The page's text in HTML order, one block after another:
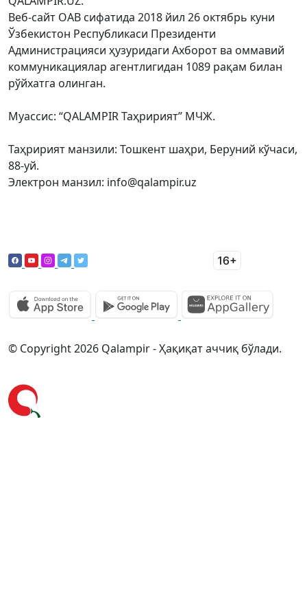
Веб-сайт ОАВ сифатида 2018 йил 26 октябрь куни
Ўзбекистон Республикаси Президенти
Администрацияси ҳузуридаги Ахборот ва оммавий
коммуникациялар агентлигидан 1089 рақам билан
рўйхатга олинган.
Муассис: “QALAMPIR Таҳририят” МЧЖ.
Таҳририят манзили: Тошкент шаҳри, Беруний кўчаси,
88-уй.
Электрон манзил: info@qalampir.uz
© Copyright 2026 Qalampir - Ҳақиқат аччиқ бўлади.